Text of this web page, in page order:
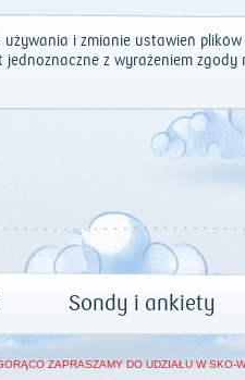
i zmianie ustawień
z wyrażeniem zgody
Sondy i ankiety
ZAPRASZAMY DO UDZIAŁU W SKO-